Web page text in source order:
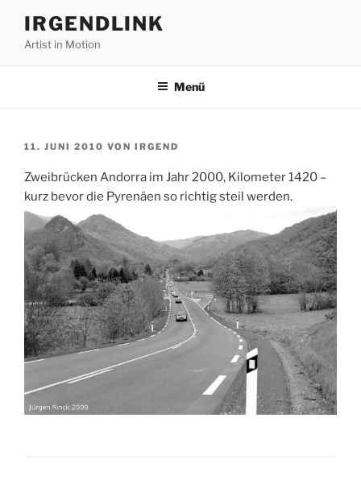
Inhalt
springen
IRGENDLINK
Artist in Motion
Menü
VERÖFFENTLICHT
11. JUNI 2010 VON IRGEND
Zweibrücken Andorra im Jahr 2000, Kilometer 1420 –
kurz bevor die Pyrenäen so richtig steil werden.